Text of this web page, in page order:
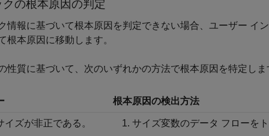
の根本原因の判定
情報に基づいて根本原因を判定できない場合、ユーザー イ
根本原因に移動します。
性質に基づいて、次のいずれかの方法で根本原因を特定しま
根本原因の検出方法
イズが非正である。 サイズ変数のデータ フローを